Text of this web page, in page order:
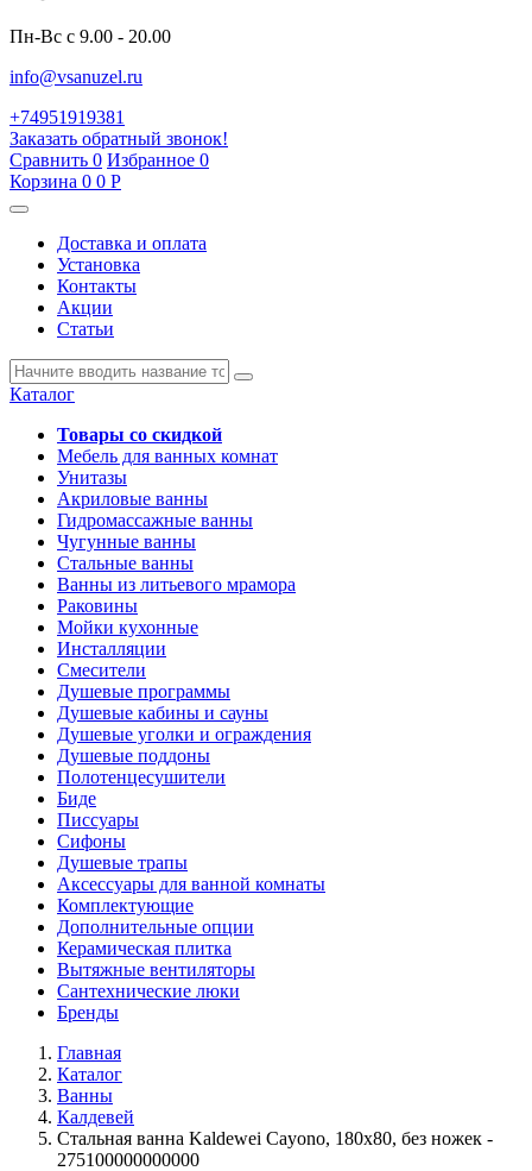
Пн-Вс с 9.00 - 20.00
info@vsanuzel.ru
+74951919381
Заказать обратный звонок!
Сравнить 0 Избранное 0
Корзина 0 0 Р
Доставка и оплата
Установка
Контакты
Акции
Статьи
Каталог
Товары со скидкой
Мебель для ванных комнат
Унитазы
Акриловые ванны
Гидромассажные ванны
Чугунные ванны
Стальные ванны
Ванны из литьевого мрамора
Раковины
Мойки кухонные
Инсталляции
Смесители
Душевые программы
Душевые кабины и сауны
Душевые уголки и ограждения
Душевые поддоны
Полотенцесушители
Биде
Писсуары
Сифоны
Душевые трапы
Аксессуары для ванной комнаты
Комплектующие
Дополнительные опции
Керамическая плитка
Вытяжные вентиляторы
Сантехнические люки
Бренды
Главная
Каталог
Ванны
Калдевей
Стальная ванна Kaldewei Cayono, 180х80, без ножек -
275100000000000